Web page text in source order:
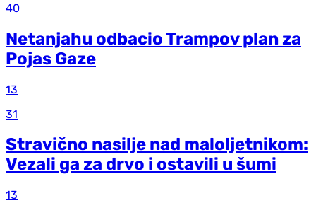
40
Netanjahu odbacio Trampov plan za
Pojas Gaze
13
31
Stravično nasilje nad maloljetnikom:
Vezali ga za drvo i ostavili u šumi
13